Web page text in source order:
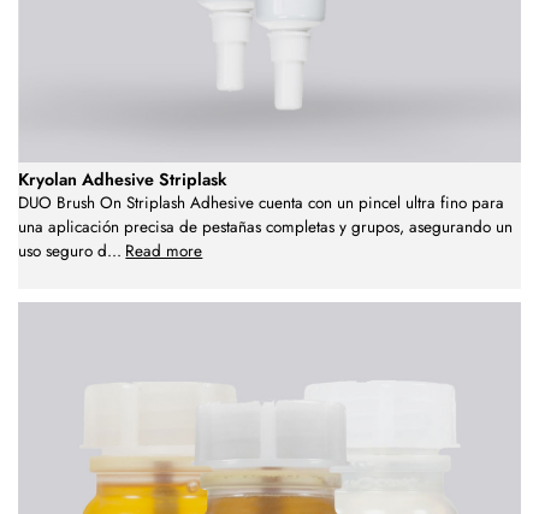
Kryolan Adhesive Striplask
DUO Brush On Striplash Adhesive cuenta con un pincel ultra fino para
una aplicación precisa de pestañas completas y grupos, asegurando un
uso seguro d... Read more